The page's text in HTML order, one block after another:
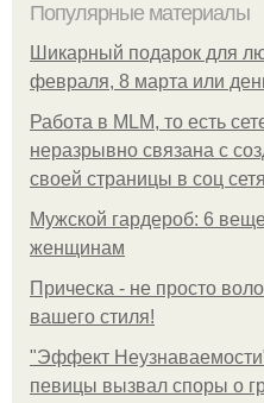
Популярные материалы
Шикарный подарок для
февраля, 8 марта или
Работа в MLM, то есть
неразрывно связана с
своей страницы в соц
Мужской гардероб: 6
женщинам
Прическа - не просто
вашего стиля!
"Эффект
певицы вызвал споры о